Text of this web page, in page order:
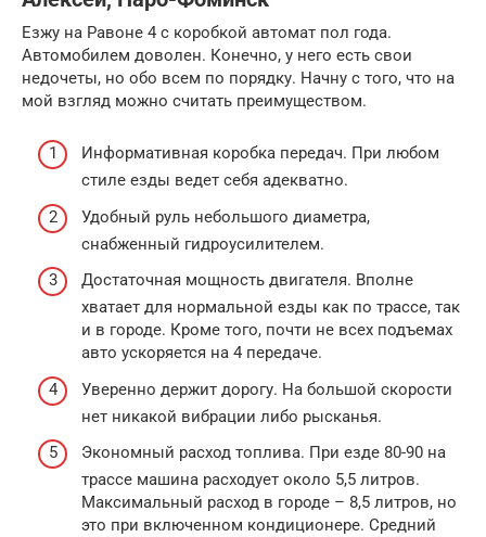
Езжу на Равоне 4 с коробкой автомат пол года.
Автомобилем доволен. Конечно, у него есть свои
недочеты, но обо всем по порядку. Начну с того, что на
мой взгляд можно считать преимуществом.
Информативная коробка передач. При любом
стиле езды ведет себя адекватно.
Удобный руль небольшого диаметра,
снабженный гидроусилителем.
Достаточная мощность двигателя. Вполне
хватает для нормальной езды как по трассе, так
и в городе. Кроме того, почти не всех подъемах
авто ускоряется на 4 передаче.
Уверенно держит дорогу. На большой скорости
нет никакой вибрации либо рысканья.
Экономный расход топлива. При езде 80-90 на
трассе машина расходует около 5,5 литров.
Максимальный расход в городе – 8,5 литров, но
это при включенном кондиционере. Средний